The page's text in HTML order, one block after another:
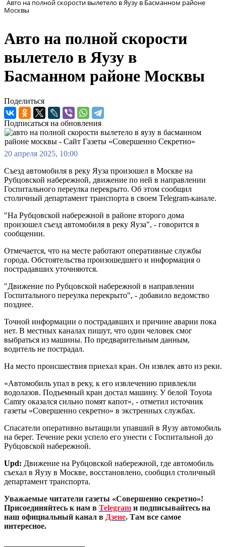
Авто на полной скорости вылетело в Яузу в Басманном районе
Москвы
Авто на полной скорости
вылетело в Яузу в
Басманном районе Москвы
Поделиться
Подписаться на обновления
20 апреля 2025, 10:00
Съезд автомобиля в реку Яуза произошел в Москве на
Рубцовской набережной, движение по ней в направлении
Госпитального переулка перекрыто. Об этом сообщил
столичный департамент транспорта в своем Telegram-канале.
"На Рубцовской набережной в районе второго дома
произошел съезд автомобиля в реку Яуза", - говорится в
сообщении.
Отмечается, что на месте работают оперативные службы
города. Обстоятельства произошедшего и информация о
пострадавших уточняются.
"Движение по Рубцовской набережной в направлении
Госпитального переулка перекрыто", - добавило ведомство
позднее.
Точной информации о пострадавших и причине аварии пока
нет. В местных каналах пишут, что один человек смог
выбраться из машины. По предварительным данным,
водитель не пострадал.
На место происшествия приехал кран. Он извлек авто из реки.
«Автомобиль упал в реку, к его извлечению привлекли
водолазов. Подъемный кран достал машину. У белой Toyota
Camry оказался сильно помят капот», - отметил источник
газеты «Совершенно секретно» в экстренных службах.
Спасатели оперативно вытащили упавший в Яузу автомобиль
на берег. Течение реки успело его унести с Госпитальной до
Рубцовской набережной.
Upd: Движение на Рубцовской набережной, где автомобиль
съехал в Яузу в Москве, восстановлено, сообщил столичный
департамент транспорта.
Уважаемые читатели газеты «Совершенно секретно»!
Присоединяйтесь к нам в Telegram и подписывайтесь на
наш официальный канал в Дзене. Там все самое
интересное.